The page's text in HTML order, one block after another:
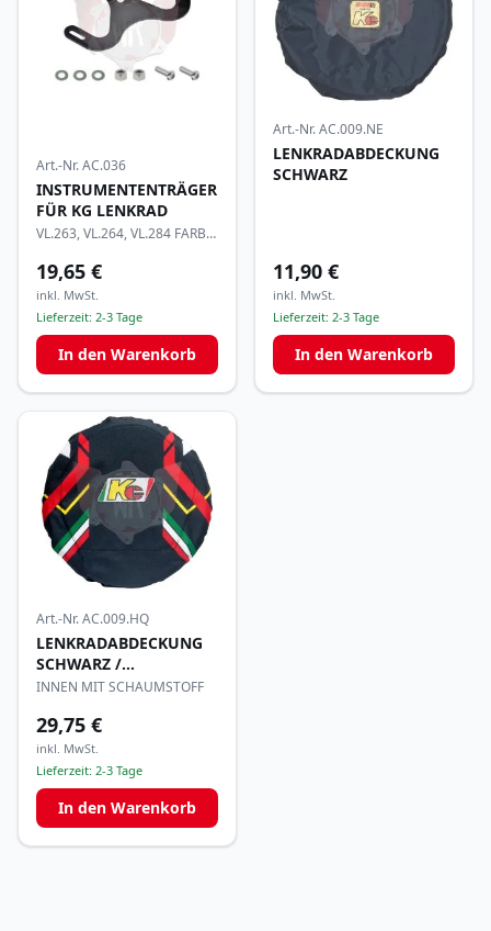
Art.-Nr.AC.036
INSTRUMENTENTRÄGER
FÜR KG LENKRAD
VL.263, VL.264, VL.284 FARBE
19,65 €
inkl. MwSt.
Lieferzeit: 2-3 Tage
In den Warenkorb
Art.-Nr.AC.009.NE
LENKRADABDECKUNG
SCHWARZ
11,90 €
inkl. MwSt.
Lieferzeit: 2-3 Tage
In den Warenkorb
Art.-Nr.AC.009.HQ
LENKRADABDECKUNG
SCHWARZ /
MEHRFARBIG
INNEN MIT SCHAUMSTOFF
29,75 €
inkl. MwSt.
Lieferzeit: 2-3 Tage
In den Warenkorb